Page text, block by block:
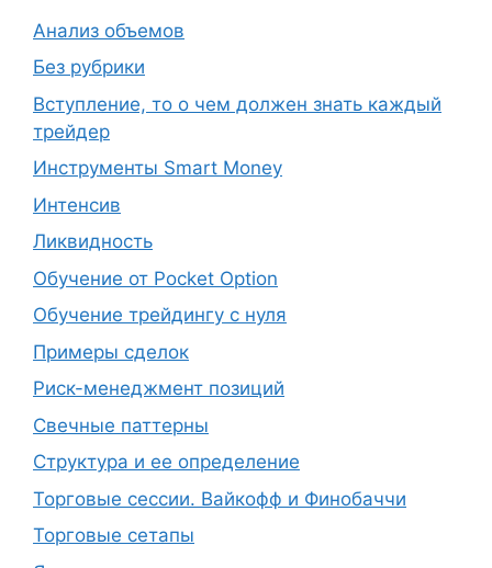
Анализ объемов
Без рубрики
Вступление, то о чем должен знать каждый
трейдер
Инструменты Smart Money
Интенсив
Ликвидность
Обучение от Pocket Option
Обучение трейдингу с нуля
Примеры сделок
Риск-менеджмент позиций
Свечные паттерны
Структура и ее определение
Торговые сессии. Вайкофф и Финобаччи
Торговые сетапы